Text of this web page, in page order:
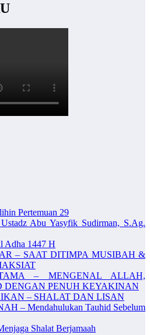
Pertemuan 29
Abu Yasyfik Sudirman, S.Ag.
Adha 1447 H
– SAAT DITIMPA MUSIBAH &
– MENGENAL ALLAH,
PENUH KEYAKINAN
– SHALAT DAN LISAN
– Mendahulukan Tauhid Sebelum
Shalat Berjamaah